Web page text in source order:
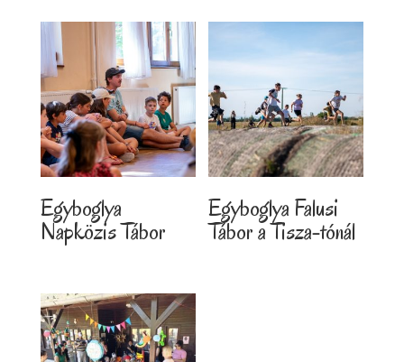
Egyboglya
Napközis Tábor
Egyboglya Falusi
Tábor a Tisza-tónál